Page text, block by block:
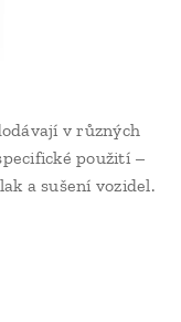
v různých
použití –
a sušení vozidel.